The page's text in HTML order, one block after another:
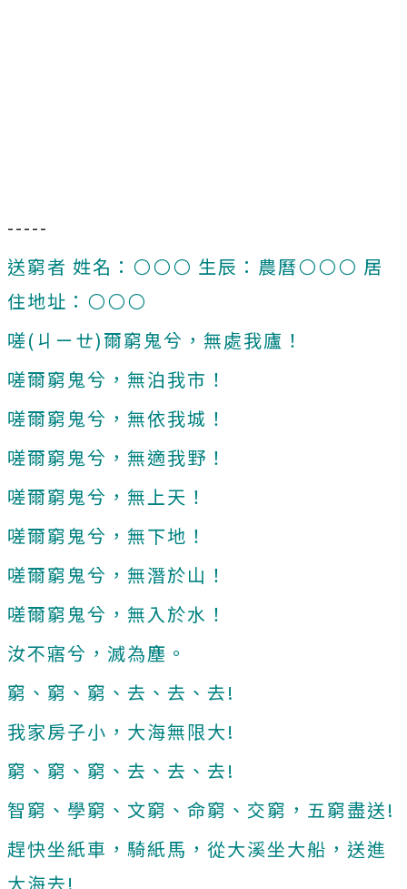
-----
送窮者 姓名：⚪⚪⚪ 生辰：農曆⚪⚪⚪ 居
住地址：⚪⚪⚪
嗟(ㄐㄧㄝ)爾窮鬼兮，無處我廬！
嗟爾窮鬼兮，無泊我市！
嗟爾窮鬼兮，無依我城！
嗟爾窮鬼兮，無適我野！
嗟爾窮鬼兮，無上天！
嗟爾窮鬼兮，無下地！
嗟爾窮鬼兮，無潛於山！
嗟爾窮鬼兮，無入於水！
汝不寤兮，滅為塵。
窮、窮、窮、去、去、去!
我家房子小，大海無限大!
窮、窮、窮、去、去、去!
智窮、學窮、文窮、命窮、交窮，五窮盡送!
趕快坐紙車，騎紙馬，從大溪坐大船，送進
大海去!